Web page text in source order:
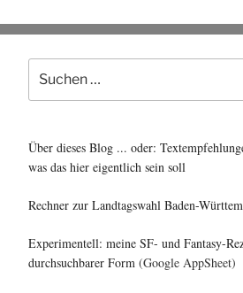
nach:
Über dieses Blog ... oder:
was das hier eigentlich sein soll
Rechner zur Landtagswahl Baden-
Experimentell: meine SF- und Fantasy-
durchsuchbarer Form (Google AppSheet)